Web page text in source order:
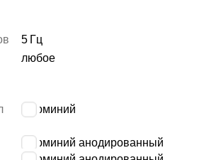
5 Гц
любое
алюминий
алюминий анодированный